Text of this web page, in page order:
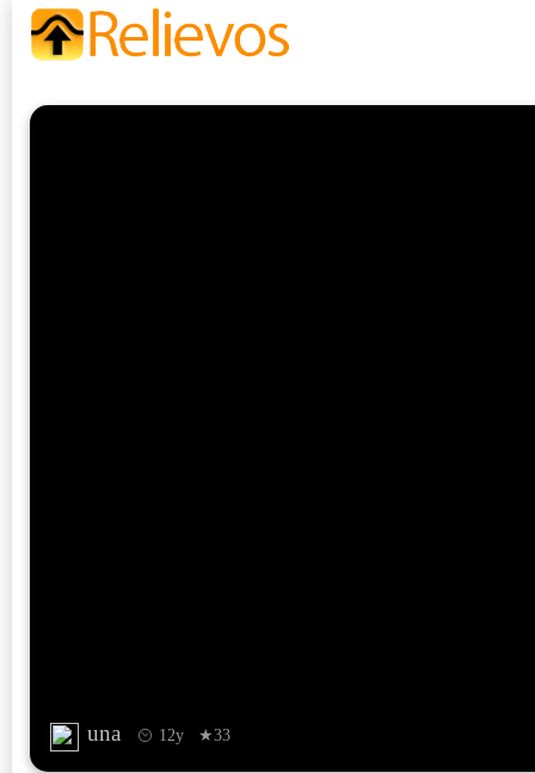
una 12y ★33